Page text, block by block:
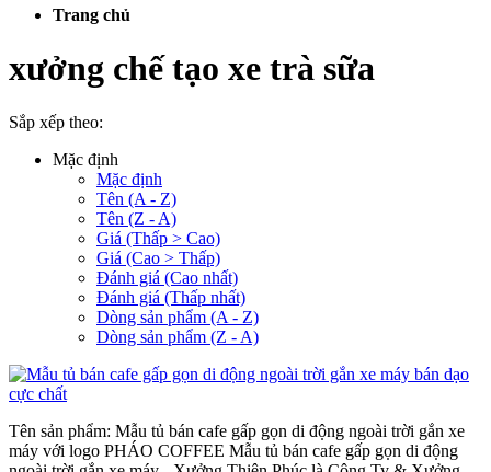
Trang chủ
xưởng chế tạo xe trà sữa
Sắp xếp theo:
Mặc định
Mặc định
Tên (A - Z)
Tên (Z - A)
Giá (Thấp > Cao)
Giá (Cao > Thấp)
Đánh giá (Cao nhất)
Đánh giá (Thấp nhất)
Dòng sản phẩm (A - Z)
Dòng sản phẩm (Z - A)
Tên sản phẩm: Mẫu tủ bán cafe gấp gọn di động ngoài trời gắn xe
máy với logo PHÁO COFFEE Mẫu tủ bán cafe gấp gọn di động